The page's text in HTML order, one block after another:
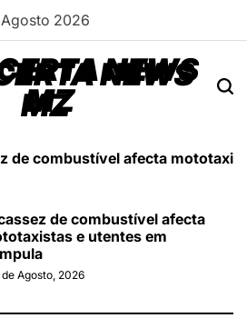
2026
NEWS
MZ
de combustível afecta
de combustível afecta
e utentes em
de Agosto, 2026